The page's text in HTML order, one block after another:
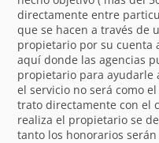
directamente entre
que se hacen a través de
propietario por su cuenta
aquí donde las agencias
propietario para ayudarle
el servicio no será como
trato directamente con el
realiza el propietario se
tanto los honorarios